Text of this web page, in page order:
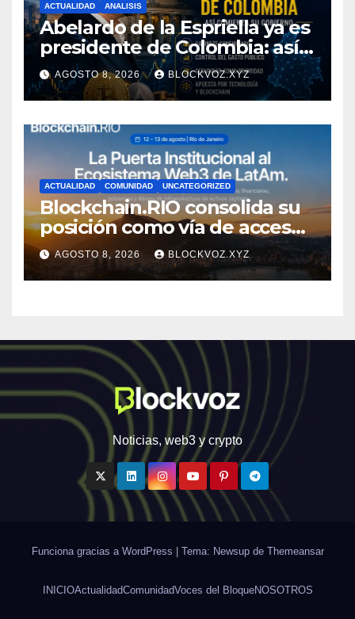
ACTUALIDAD ANALISIS
Abelardo de la Espriella ya es
presidente de Colombia: así
comienza su gobierno y qué
puede cambiar para la
economía y el sector cripto
AGOSTO 8, 2026 BLOCKVOZ.XYZ
ACTUALIDAD COMUNIDAD UNCATEGORIZED
Blockchain.RIO consolida su
posición como vía de acceso
institucional a la
infraestructura financiera
digital de América Latina
AGOSTO 8, 2026 BLOCKVOZ.XYZ
Noticias, web3 y crypto
Funciona gracias a WordPress Tema: Newsup de Themeansar
INICIOActualidadComunidadVoces del BloqueNOSOTROS